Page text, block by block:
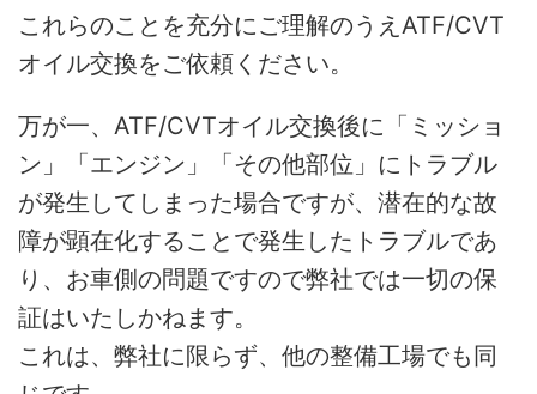
これらのことを充分にご理解のうえATF/CVT
オイル交換をご依頼ください。
万が一、ATF/CVTオイル交換後に「ミッショ
ン」「エンジン」「その他部位」にトラブル
が発生してしまった場合ですが、潜在的な故
障が顕在化することで発生したトラブルであ
り、お車側の問題ですので弊社では一切の保
証はいたしかねます。
これは、弊社に限らず、他の整備工場でも同